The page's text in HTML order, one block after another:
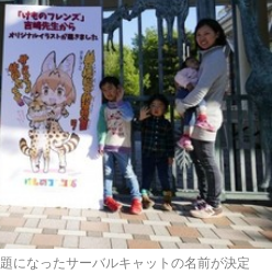
になったサーバルキャットの名前が決定